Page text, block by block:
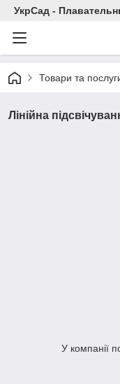
УкрСад -
Товари та
Лінійна
У компанії